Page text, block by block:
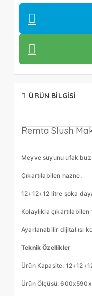
ÜRÜN BILGISI
Remta Slush
Meyve suyunu ufak
Çıkartılabilen hazne.
12+12+12 litre şoka
Kolaylıkla
Ayarlanabilir dijital ısı
Teknik Özellikler
Ürün Kapasite:
Ürün Ölçüsü: